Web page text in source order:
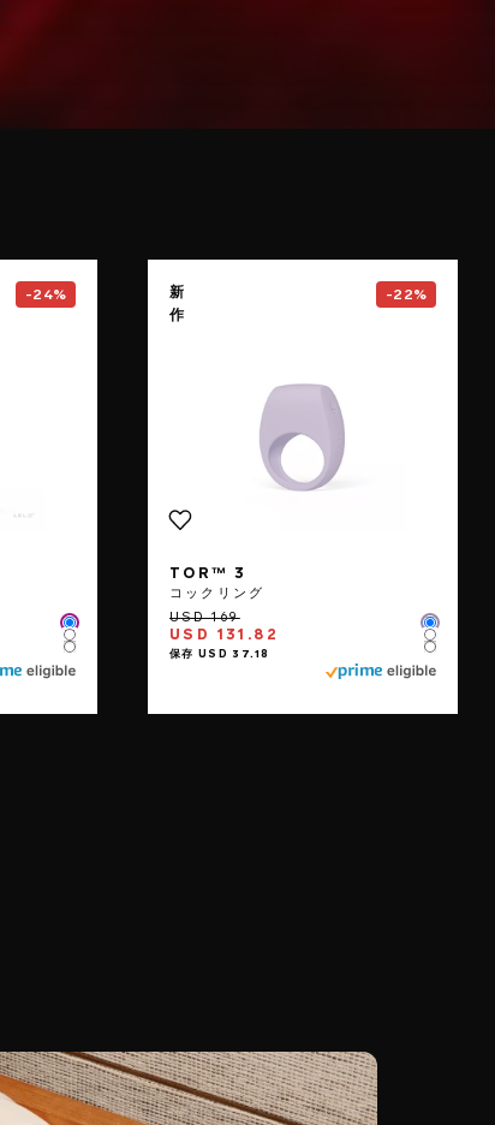
-24%
Color
Color
Color
新
作
-22%
TOR™ 3
コックリング
USD 131.82 Color
Color
Color